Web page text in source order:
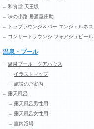
和食堂 天王坂
味の小路 居酒屋庄助
トップラウンジ＆バー エンジェルネス
コンサートラウンジ フォアシュピール
温泉・プール
温泉プール クアハウス
イラストマップ
施設のご案内
露天風呂
露天風呂男性用
露天風呂女性用
室内浴場